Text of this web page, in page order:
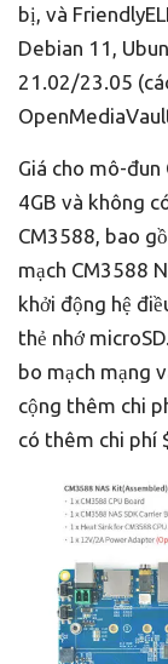
bị, và
Debian 11,
21.02/23.05
Giá cho mô-
4GB và không
CM3588, bao
mạch CM3588
khởi động hệ
thẻ nhớ
bo mạch mạng
cộng thêm chi
có thêm chi phí